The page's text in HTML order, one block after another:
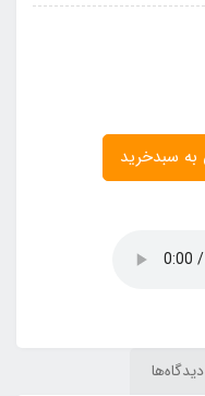
دیدگاه‌ها